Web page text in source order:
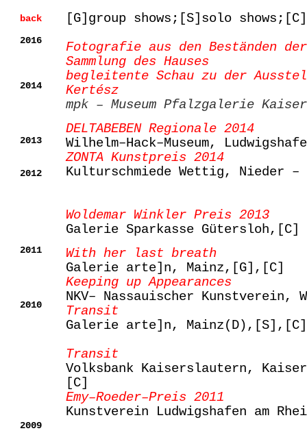
back
2016
2014
2013
2012
2011
2010
2009
[G]group shows;[S]solo
Fotografie aus den Beständen
Sammlung des Hauses
begleitente Schau zu der
Kertész
mpk – Museum Pfalzgalerie
DELTABEBEN Regionale 2014
Wilhelm–Hack–Museum,
ZONTA Kunstpreis 2014
Kulturschmiede Wettig, Nieder –
Woldemar Winkler Preis 2013
Galerie Sparkasse Gütersloh,[C]
With her last breath
Galerie arte]n, Mainz,[G],[C]
Keeping up Appearances
NKV– Nassauischer Kunstverein,
Transit
Galerie arte]n, Mainz(D),[S],[C]
Transit
Volksbank Kaiserslautern,
[C]
Emy–Roeder–Preis 2011
Kunstverein Ludwigshafen am